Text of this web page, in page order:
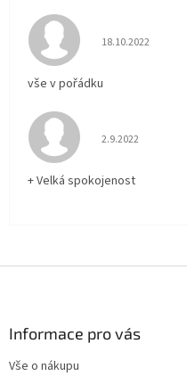
Hodnocení
18.10.2022
vše v pořádku
Hodnocení
2.9.2022
+ Velká spokojenost
Informace pro vás
Vše o nákupu